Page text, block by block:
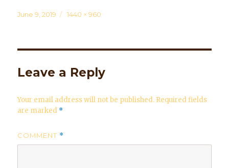
Posted
June 9, 2019
Full
1440 × 960
Leave a Reply
Your email address will not be published. Required fields
are marked *
COMMENT *